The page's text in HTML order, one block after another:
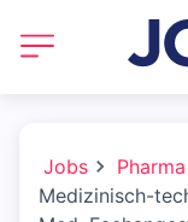
Jobs
Pharma
Medizinisch-